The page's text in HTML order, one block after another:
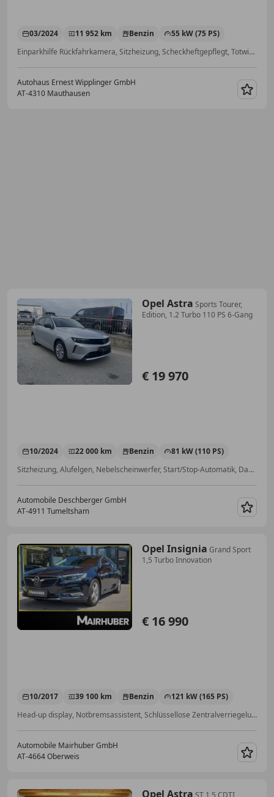
03/2024 11 952 km Benzin
55 kW (75 PS)
Einparkhilfe Rückfahrkamera, Sitzheizung, Scheckheftgepflegt, Totwinkel-Assistent, Sommerreifen, Lederlenkrad, Android Auto, Nebelscheinwerfer
Autohaus Ernest Wipplinger GmbH
AT-4310 Mauthausen
Opel Astra Sports Tourer,
Edition, 1.2 Turbo 110 PS 6-Gang
€ 19 970
10/2024 22 000 km Benzin
81 kW (110 PS)
Sitzheizung, Alufelgen, Nebelscheinwerfer, Start/Stop-Automatik, Dachreling, Reifendruckkontrollsystem, Elektrische Seitenspiegel, Einparkhilfe Sensoren vorne
Automobile Deschberger GmbH
AT-4911 Tumeltsham
Opel Insignia Grand Sport
1,5 Turbo Innovation
€ 16 990
10/2017 39 100 km Benzin
121 kW (165 PS)
Head-up display, Notbremsassistent, Schlüssellose Zentralverriegelung, Sitzheizung, Navigationssystem, LED-Scheinwerfer, Einparkhilfe Rückfahrkamera, Traktionskontrolle
Automobile Mairhuber GmbH
AT-4664 Oberweis
Opel Astra ST 1,5 CDTI